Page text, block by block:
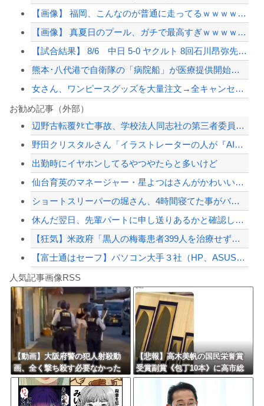
【画像】 福岡、こんなのが普通に走ってるｗｗｗｗｗｗｗｗｗｗｗｗｗｗｗｗｗｗｗｗ...
【画像】 真夏日のプール、ガチで最高すぎｗｗｗｗｗｗｗｗｗｗ
【試合結果】 8/6 中日 5-0 ヤクルト 8回石川昂弥先制タイムリー！このカ...
熊本･八代港で自衛隊の「病院船」が医療提供開始、診察と薬剤処方…被災者向け大浴場...
女さん、ワンピースグッズを大量注文→全キャンセルで逮捕ｗｗｗ
【草】アル中「水飲みたくない！」 グラス「はい転倒」
【悲報】専門家「日本車はダサい、見てて恥ずかしい」
【配信者】「金バエ」のSNS更新が1週間途絶え、様々な憶測が飛び交う。1週間ぶり...
Powered by livedoor 相互RSS
お勧め記事（外部）
辺野古転覆ﾀﾋ亡事故、学校法人同志社の第三者委員会が調査報告書を公表 … 安全配...
野田クリスタルさん「イラストレーターの人が『AIに仕事を奪われる』って言ってるけ...
出勤時にイヤホンしてるやつやたらと多いけど
仙台育英のマネージャー・星よつはさんがかわいいと話題に ウィンク動画や画像などが...
ショートスリーパーの堀さん、4時間寝てた事がバレる
休んだ翌日、先輩パートに申し送りあるかと確認したらいきなりキレられた。このパート...
【狂気】米政府「黒人の梅毒患者399人を治療せず放置したらどうなるか見たろ！」→...
【富士通はセーフ】パソコン大手３社（HP、ASUS、Acer） 中国製メモリーの...
白石「あ、あきら様……？」あきら「……白石」
8/4のニュース
更新中止のお知らせ
海外「おめでとうタキ！」リヴァプール南野がバースデーゴール！！
人気記事画像RSS
【動画】大阪府警の犯人射殺動
画、全く撃ち殺す必要なかった
ｗｗｗｗｗｗｗｗｗｗｗ
【悲報】高木美帆の国民栄誉賞
受賞副賞《包丁10本》に高市総
理の名前も刻印ｗｗｗｗｗｗｗ